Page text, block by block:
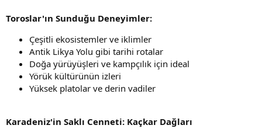
Toroslar'ın Sunduğu Deneyimler:
Çeşitli ekosistemler ve iklimler
Antik Likya Yolu gibi tarihi rotalar
Doğa yürüyüşleri ve kampçılık için ideal
Yörük kültürünün izleri
Yüksek platolar ve derin vadiler
Karadeniz'in Saklı Cenneti: Kaçkar Dağları